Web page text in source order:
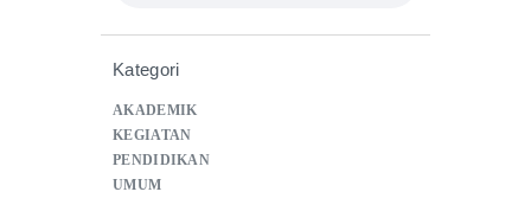
Kategori
AKADEMIK
KEGIATAN
PENDIDIKAN
UMUM